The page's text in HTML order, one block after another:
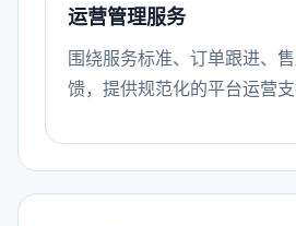
运营管理服务
围绕服务标准、订单跟进、
馈，提供规范化的平台运营支